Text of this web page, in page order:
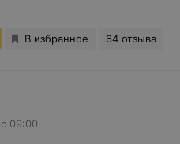
В избранное 64 отзыва
с 09:00